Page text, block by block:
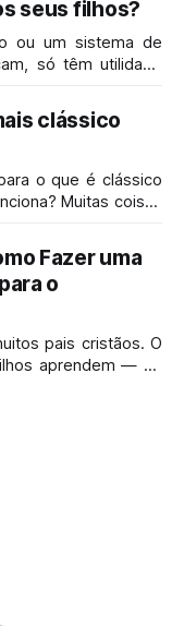
seus filhos?
ou um sistema de
só têm utilidade
clássico
o que é clássico
Muitas coisas
Fazer uma
o
pais cristãos. O
aprendem — ou